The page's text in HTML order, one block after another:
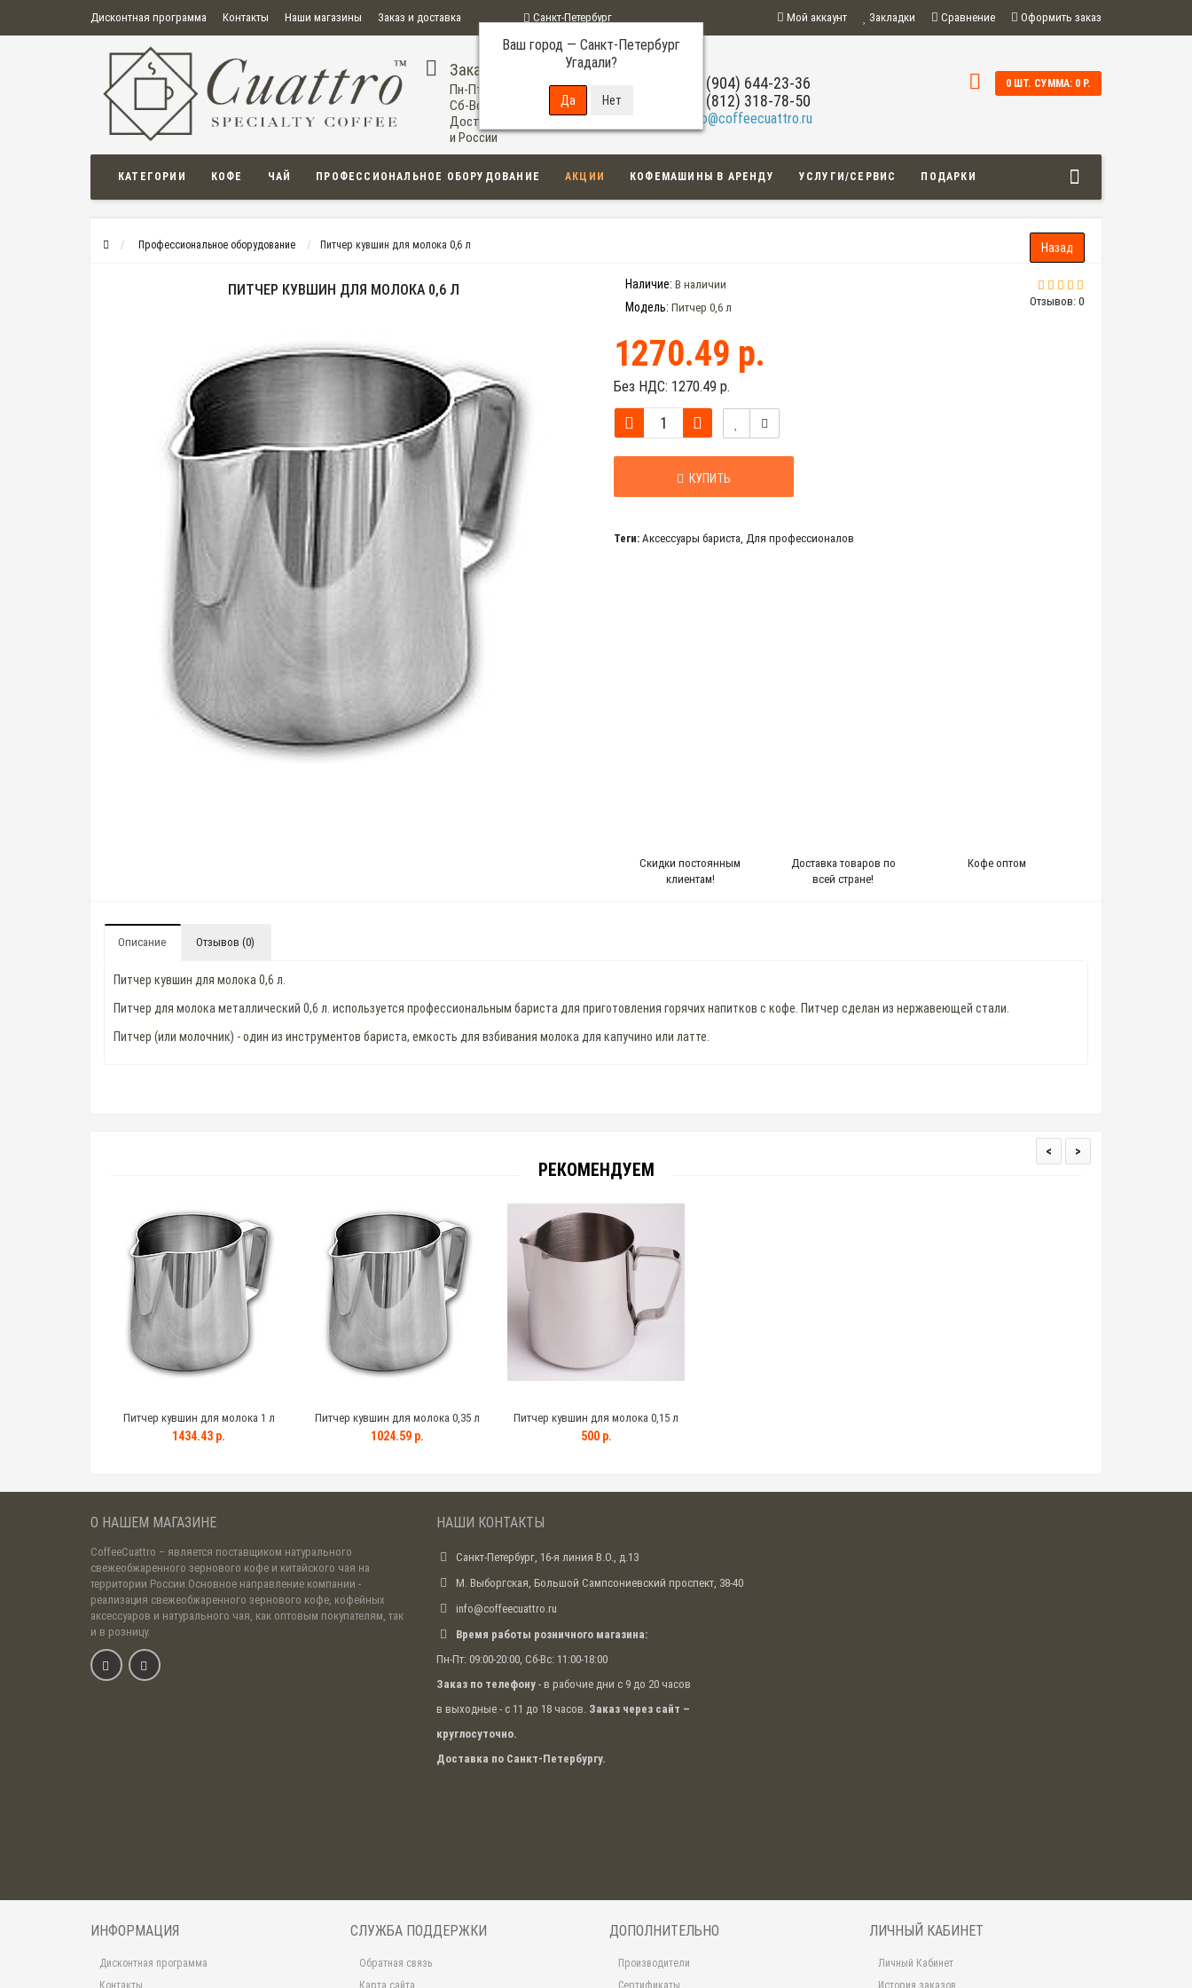
Дисконтная программа Контакты Наши магазины Заказ и доставка
О нас Оплата Правила продажи товаров
Политика конфиденциальности
Политика в отношении обработки персональных данных
Пользовательское соглашение
Санкт-Петербург
Ваш город — Санкт-Петербург
Угадали?
Мой аккаунт Закладки Сравнение Оформить заказ
Заказ по телефону
Пн-Пт: 09:00-20:00
Сб-Вс: 11:00-18:00
Доставка по Санкт-Петербургу
и России
+7 (904) 644-23-36
+7 (812) 318-78-50
info@coffeecuattro.ru
0 ШТ. СУММА: 0 Р.
КАТЕГОРИИ КОФЕ ЧАЙ ПРОФЕССИОНАЛЬНОЕ ОБОРУДОВАНИЕ АКЦИИ КОФЕМАШИНЫ В АРЕНДУ УСЛУГИ/СЕРВИС ПОДАРКИ
Профессиональное оборудование Питчер кувшин для молока 0,6 л
ПИТЧЕР КУВШИН ДЛЯ МОЛОКА 0,6 Л
Отзывов: 0
Наличие: В наличии
Модель: Питчер 0,6 л
1270.49 р.
Без НДС: 1270.49 р.
КУПИТЬ
Теги: Аксессуары бариста, Для профессионалов
Скидки постоянным
клиентам!
Доставка товаров по
всей стране!
Кофе оптом
Описание Отзывов (0)
Питчер кувшин для молока 0,6 л.
Питчер для молока металлический 0,6 л. используется профессиональным бариста для приготовления горячих напитков с кофе. Питчер сделан из нержавеющей стали.
Питчер (или молочник) - один из инструментов бариста, емкость для взбивания молока для капучино или латте.
РЕКОМЕНДУЕМ
Питчер кувшин для молока 1 л
1434.43 р.
Питчер кувшин для молока 0,35 л
1024.59 р.
Питчер кувшин для молока 0,15 л
500 р.
< >
О НАШЕМ МАГАЗИНЕ
CoffeeCuattro – является поставщиком натурального
свежеобжаренного зернового кофе и китайского чая на
территории России.Основное направление компании -
реализация свежеобжаренного зернового кофе, кофейных
аксессуаров и натурального чая, как оптовым покупателям, так
и в розницу.
НАШИ КОНТАКТЫ
Санкт-Петербург, 16-я линия В.О., д.13
М. Выборгская, Большой Сампсониевский проспект, 38-40
info@coffeecuattro.ru
Время работы розничного магазина:
Пн-Пт: 09:00-20:00, Сб-Вс: 11:00-18:00
Заказ по телефону - в рабочие дни с 9 до 20 часов
в выходные - с 11 до 18 часов. Заказ через сайт –
круглосуточно.
Доставка по Санкт-Петербургу.
ИНФОРМАЦИЯ
Дисконтная программа
СЛУЖБА ПОДДЕРЖКИ
Обратная связь
ДОПОЛНИТЕЛЬНО
Производители
ЛИЧНЫЙ КАБИНЕТ
Личный Кабинет